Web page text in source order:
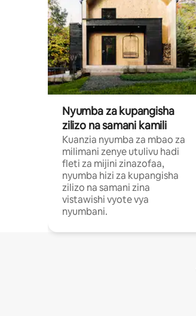
Nyumba za kupangisha
zilizo na samani kamili
Kuanzia nyumba za mbao za
milimani zenye utulivu hadi
fleti za mijini zinazofaa,
nyumba hizi za kupangisha
zilizo na samani zina
vistawishi vyote vya
nyumbani.